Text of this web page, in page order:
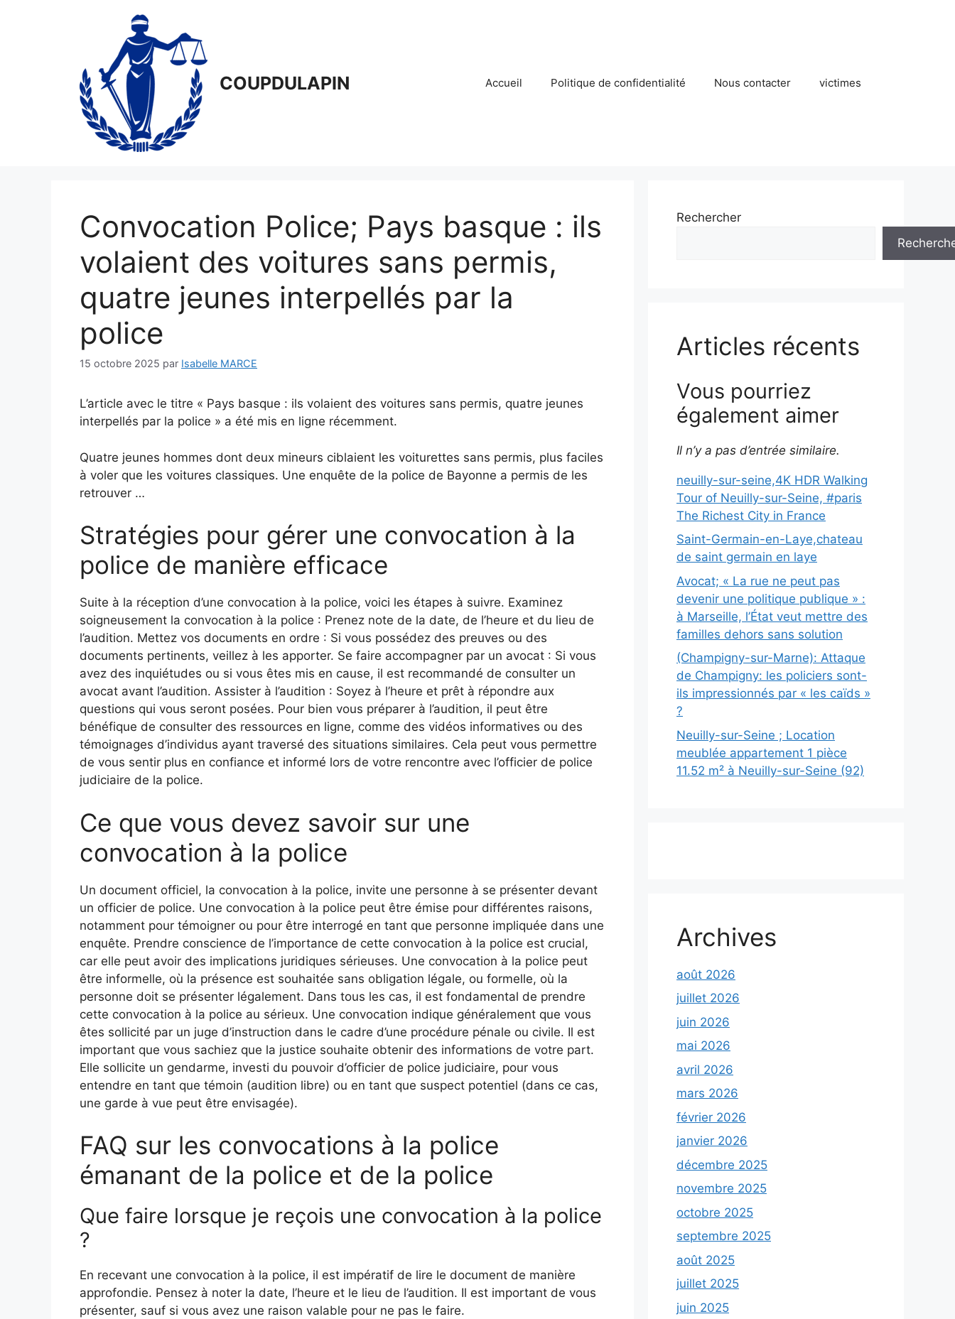
COUPDULAPIN Accueil Politique de confidentialité Nous contacter victimes
Convocation Police; Pays basque : ils
volaient des voitures sans permis,
quatre jeunes interpellés par la
police
15 octobre 2025 par Isabelle MARCE
L’article avec le titre « Pays basque : ils volaient des voitures sans permis, quatre jeunes
interpellés par la police » a été mis en ligne récemment.
Quatre jeunes hommes dont deux mineurs ciblaient les voiturettes sans permis, plus faciles
à voler que les voitures classiques. Une enquête de la police de Bayonne a permis de les
retrouver …
Stratégies pour gérer une convocation à la
police de manière efficace
Suite à la réception d’une convocation à la police, voici les étapes à suivre. Examinez
soigneusement la convocation à la police : Prenez note de la date, de l’heure et du lieu de
l’audition. Mettez vos documents en ordre : Si vous possédez des preuves ou des
documents pertinents, veillez à les apporter. Se faire accompagner par un avocat : Si vous
avez des inquiétudes ou si vous êtes mis en cause, il est recommandé de consulter un
avocat avant l’audition. Assister à l’audition : Soyez à l’heure et prêt à répondre aux
questions qui vous seront posées. Pour bien vous préparer à l’audition, il peut être
bénéfique de consulter des ressources en ligne, comme des vidéos informatives ou des
témoignages d’individus ayant traversé des situations similaires. Cela peut vous permettre
de vous sentir plus en confiance et informé lors de votre rencontre avec l’officier de police
judiciaire de la police.
Ce que vous devez savoir sur une
convocation à la police
Un document officiel, la convocation à la police, invite une personne à se présenter devant
un officier de police. Une convocation à la police peut être émise pour différentes raisons,
notamment pour témoigner ou pour être interrogé en tant que personne impliquée dans une
enquête. Prendre conscience de l’importance de cette convocation à la police est crucial,
car elle peut avoir des implications juridiques sérieuses. Une convocation à la police peut
être informelle, où la présence est souhaitée sans obligation légale, ou formelle, où la
personne doit se présenter légalement. Dans tous les cas, il est fondamental de prendre
cette convocation à la police au sérieux. Une convocation indique généralement que vous
êtes sollicité par un juge d’instruction dans le cadre d’une procédure pénale ou civile. Il est
important que vous sachiez que la justice souhaite obtenir des informations de votre part.
Elle sollicite un gendarme, investi du pouvoir d’officier de police judiciaire, pour vous
entendre en tant que témoin (audition libre) ou en tant que suspect potentiel (dans ce cas,
une garde à vue peut être envisagée).
FAQ sur les convocations à la police
émanant de la police et de la police
Que faire lorsque je reçois une convocation à la police
?
En recevant une convocation à la police, il est impératif de lire le document de manière
approfondie. Pensez à noter la date, l’heure et le lieu de l’audition. Il est important de vous
présenter, sauf si vous avez une raison valable pour ne pas le faire.
Rechercher
Articles récents
Vous pourriez
également aimer
Il n’y a pas d’entrée similaire.
neuilly-sur-seine,4K HDR Walking
Tour of Neuilly-sur-Seine, #paris
The Richest City in France
Saint-Germain-en-Laye,chateau
de saint germain en laye
Avocat; « La rue ne peut pas
devenir une politique publique » :
à Marseille, l’État veut mettre des
familles dehors sans solution
(Champigny-sur-Marne): Attaque
de Champigny: les policiers sont-
ils impressionnés par « les caïds »
?
Neuilly-sur-Seine ; Location
meublée appartement 1 pièce
11.52 m² à Neuilly-sur-Seine (92)
Archives
août 2026
juillet 2026
juin 2026
mai 2026
avril 2026
mars 2026
février 2026
janvier 2026
décembre 2025
novembre 2025
octobre 2025
septembre 2025
août 2025
juillet 2025
juin 2025